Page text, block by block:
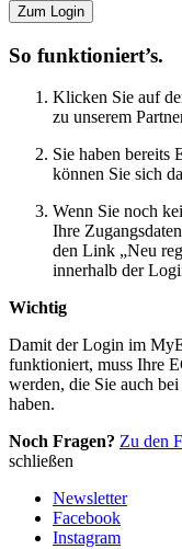
Zum Login
So funktioniert’s.
Klicken Sie auf
zu unserem
Sie haben
können Sie sich
Wenn Sie noch
Ihre
den Link „Neu
innerhalb der
Wichtig
Damit der Login im
funktioniert, muss Ihre
werden, die Sie auch
haben.
Noch Fragen? Zu den
schließen
Newsletter
Facebook
Instagram